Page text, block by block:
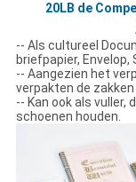
20LB de
-- Als cultureel
briefpapier,
-- Aangezien het
verpakten de
-- Kan ook als vuller,
schoenen houden.